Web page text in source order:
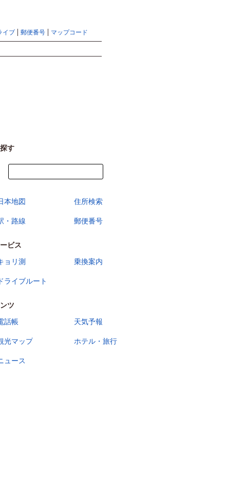
イブ 郵便番号 マップコード
す
本地図 住所検索
・路線 郵便番号
ビス
ョリ測
乗換案内
ドライブルート
ツ
話帳
天気予報
光マップ ホテル・旅行
ュース